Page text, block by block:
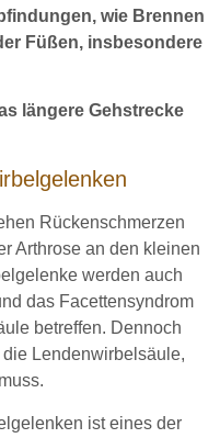
wie Brennen
Füßen, insbesondere
längere Gehstrecke
Rückenschmerzen
Arthrose an den kleinen
werden auch
das Facettensyndrom
betreffen. Dennoch
die Lendenwirbelsäule,
ist eines der